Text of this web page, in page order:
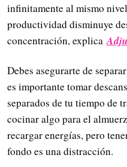
infinitamente al mismo
productividad disminuye
concentración, explica
Debes asegurarte de
es importante tomar
separados de tu tiempo de
cocinar algo para el
recargar energías, pero
fondo es una distracción.